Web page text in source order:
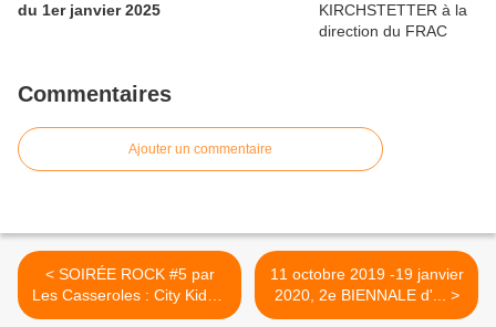
du 1er janvier 2025
Commentaires
Ajouter un commentaire
< SOIRÉE ROCK #5 par
Les Casseroles : City Kids +
The Sharpers + Dellorto le
11 octobre 2019 -19 janvier
2020, 2e BIENNALE d'... >